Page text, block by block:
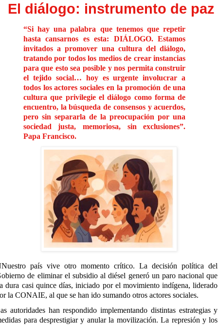
El diálogo: instrumento de paz
“Si hay una palabra que tenemos que repetir
hasta cansarnos es esta: DIÁLOGO. Estamos
invitados a promover una cultura del diálogo,
tratando por todos los medios de crear instancias
para que esto sea posible y nos permita construir
el tejido social… hoy es urgente involucrar a
todos los actores sociales en la promoción de una
cultura que privilegie el diálogo como forma de
encuentro, la búsqueda de consensos y acuerdos,
pero sin separarla de la preocupación por una
sociedad justa, memoriosa, sin exclusiones”.
Papa Francisco.
país vive otro momento crítico. La decisión política del
de eliminar el subsidio al diésel generó un paro nacional que
dura casi quince días, iniciado por el movimiento indígena, liderado
la CONAIE, al que se han ido sumando otros actores sociales.
autoridades han respondido implementando distintas estrategias y
para desprestigiar y anular la movilización. La represión y los